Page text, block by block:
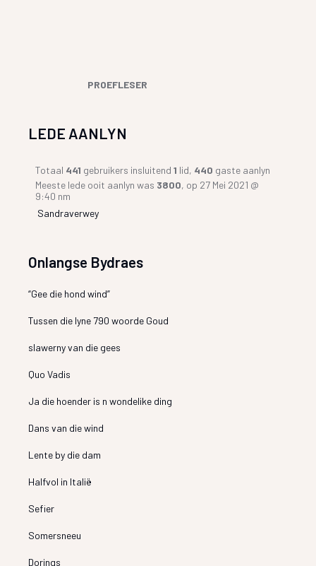
PROEFLESER
LEDE AANLYN
Totaal 441 gebruikers insluitend1 lid, 440 gaste aanlyn
Meeste lede ooit aanlyn was 3800, op 27 Mei 2021 @
9:40 nm
Sandraverwey
Onlangse Bydraes
“Gee die hond wind”
Tussen die lyne 790 woorde Goud
slawerny van die gees
Quo Vadis
Ja die hoender is n wondelike ding
Dans van die wind
Lente by die dam
Halfvol in Italië
Sefier
Somersneeu
Dorings